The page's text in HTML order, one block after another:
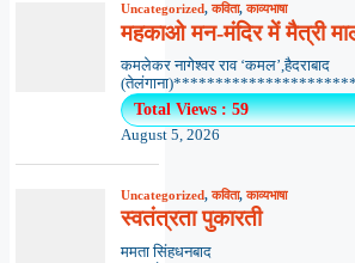
Uncategorized,कविता,काव्यभाषा
महकाओ मन-मंदिर में मैत्री
कमलेकर नागेश्वर राव ‘कमल’,हैदराबाद
Total Views : 59
August 5, 2026
Uncategorized,कविता,काव्यभाषा
स्वतंत्रता पुकारती
ममता सिंहधनबाद